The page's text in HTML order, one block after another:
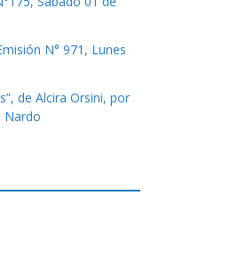
N° 971, Lunes
de Alcira Orsini, por
Nardo